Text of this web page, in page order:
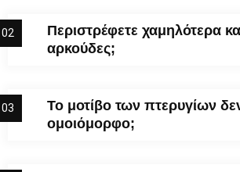
Περιστρέφετε χαμηλότερα
αρκούδες;
02
Το μοτίβο των πτερυγίων
ομοιόμορφο;
03